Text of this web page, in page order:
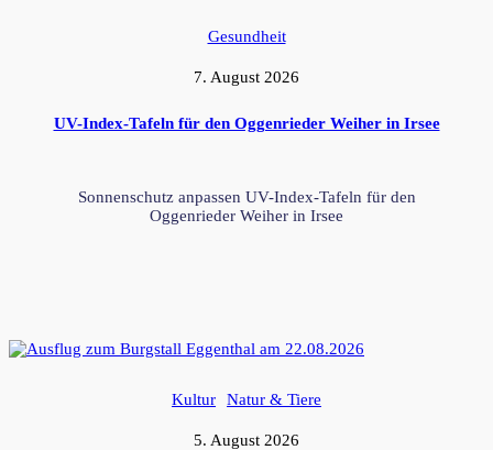
Gesundheit
7. August 2026
UV-Index-Tafeln für den Oggenrieder Weiher in Irsee
Sonnenschutz anpassen UV-Index-Tafeln für den
Oggenrieder Weiher in Irsee
Kultur Natur & Tiere
5. August 2026